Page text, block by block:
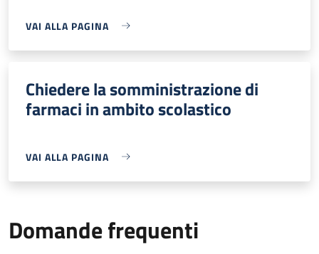
VAI ALLA PAGINA
Chiedere la somministrazione di
farmaci in ambito scolastico
VAI ALLA PAGINA
Domande frequenti